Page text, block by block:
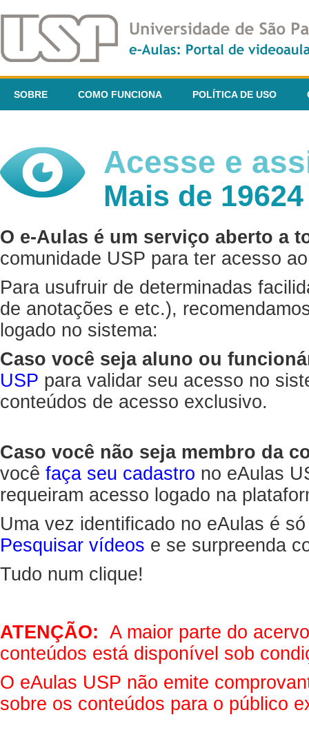
SOBRE COMO FUNCIONA POLÍTICA DE USO
Acesse e
Mais de
O e-Aulas é um serviço aberto a
comunidade USP para ter acesso
Para usufruir de determinadas
de anotações e etc.),
logado no sistema:
Caso você seja aluno ou
USP para validar seu acesso no
conteúdos de acesso exclusivo.
Caso você não seja membro da
você faça seu cadastro no eAulas
requeiram acesso logado na
Uma vez identificado no eAulas é
Pesquisar vídeos e se surpreenda
Tudo num clique!
ATENÇÃO: A maior parte do
conteúdos está disponível sob
O eAulas USP não emite
sobre os conteúdos para o público